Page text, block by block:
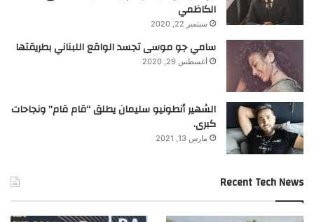
الكاظمي
سبتمبر 22, 2020
سامي جو موسى تجسد الواقع اللبناني بطريقتها
أغسطس 29, 2020
الشهير أنطونيو سليمان يطلق “قام قام” ونجاحات
كبرى.
مارس 13, 2021
Recent Tech News